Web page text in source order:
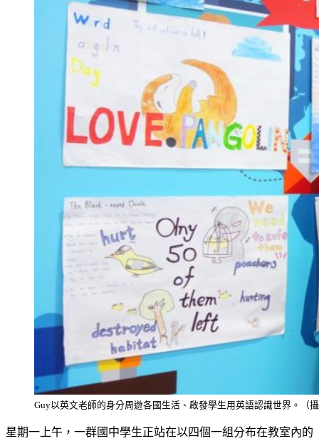
Guy以英文老師的身分周遊各國生活、啟發學生用英語認識世界。（
星期一上午，一群國中學生正站在以四個一組分布在教室內的